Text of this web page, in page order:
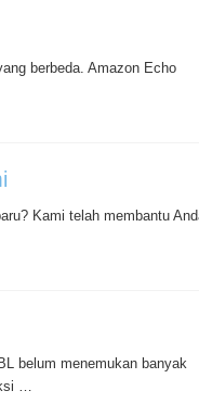
berbeda. Amazon Echo
Kami telah membantu
belum menemukan banyak
…